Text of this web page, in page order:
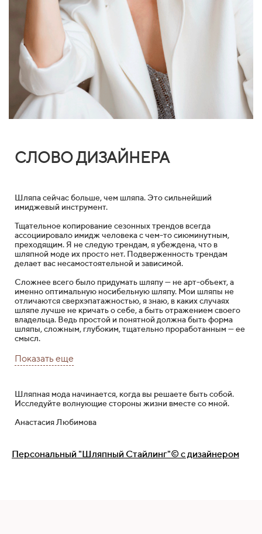
СЛОВО ДИЗАЙНЕРА
Шляпа сейчас больше, чем шляпа. Это сильнейший
имиджевый инструмент.
Тщательное копирование сезонных трендов всегда
ассоциировало имидж человека с чем-то сиюминутным,
преходящим. Я не следую трендам, я убеждена, что в
шляпной моде их просто нет. Подверженность трендам
делает вас несамостоятельной и зависимой.
Cложнее всего было придумать шляпу — не арт-объект, а
именно оптимальную носибельную шляпу. Мои шляпы не
отличаются сверхэпатажностью, я знаю, в каких случаях
шляпе лучше не кричать о себе, а быть отражением своего
владельца. Ведь простой и понятной должна быть форма
шляпы, сложным, глубоким, тщательно проработанным — ее
смысл.
Показать еще
Шляпная мода начинается, когда вы решаете быть собой.
Исследуйте волнующие стороны жизни вместе со мной.
Анастасия Любимова
Персональный "Шляпный Стайлинг"© с дизайнером